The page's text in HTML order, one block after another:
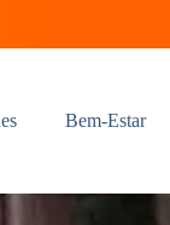
Bem-Estar